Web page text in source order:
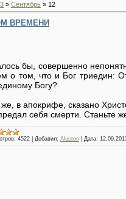
» Сентябрь » 12
ВРЕМЕНИ
бы, совершенно
о том, что и Бог триедин:
Богу?
в апокрифе, сказано
себя смерти. Станьте
4522 Добавил: Aluston Дата: